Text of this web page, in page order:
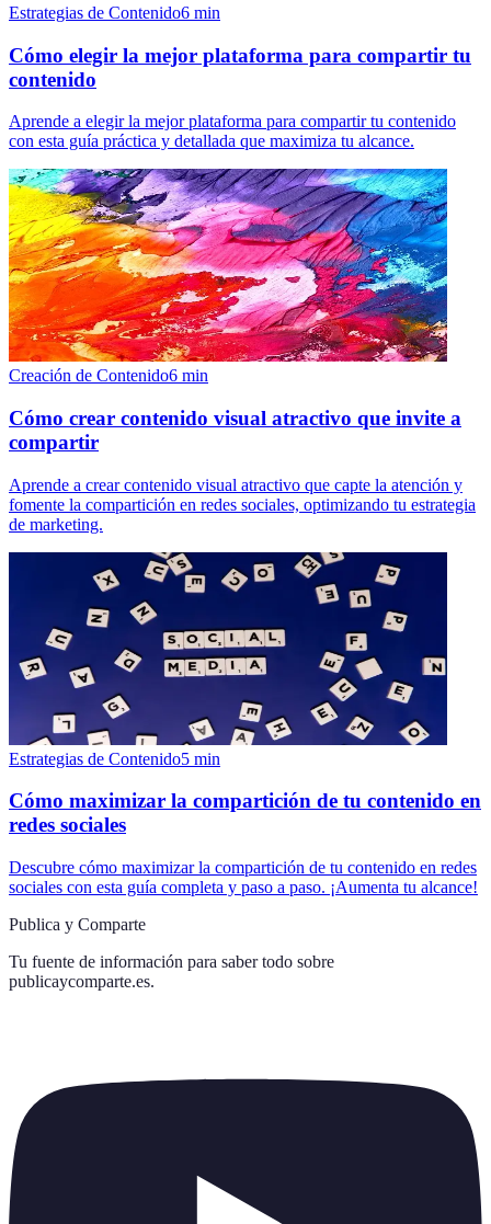
Estrategias de Contenido6 min
Cómo elegir la mejor plataforma para compartir tu
contenido
Aprende a elegir la mejor plataforma para compartir tu contenido
con esta guía práctica y detallada que maximiza tu alcance.
Creación de Contenido6 min
Cómo crear contenido visual atractivo que invite a
compartir
Aprende a crear contenido visual atractivo que capte la atención y
fomente la compartición en redes sociales, optimizando tu estrategia
de marketing.
Estrategias de Contenido5 min
Cómo maximizar la compartición de tu contenido en
redes sociales
Descubre cómo maximizar la compartición de tu contenido en redes
sociales con esta guía completa y paso a paso. ¡Aumenta tu alcance!
Publica y Comparte
Tu fuente de información para saber todo sobre
publicaycomparte.es.